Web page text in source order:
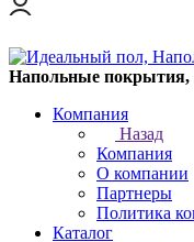
Напольные покрытия,
Компания
Назад
Компания
О компании
Партнеры
Политика
Каталог